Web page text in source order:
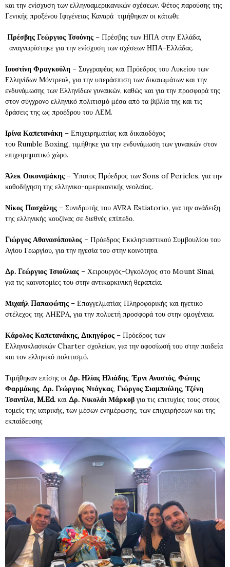
και την ενίσχυση των ελληνοαμερικανικών σχέσεων. Φέτος παρούσης της
Γενικής προξένου Ιφιγένειας Καναρά τιμήθηκαν οι κάτωθι:
Πρέσβης Γεώργιος Τσούνης – Πρέσβης των ΗΠΑ στην Ελλάδα,
αναγνωρίστηκε για την ενίσχυση των σχέσεων ΗΠΑ-Ελλάδας.
Ιουστίνη Φραγκούλη – Συγγραφέας και Πρόεδρος του Λυκείου των
Ελληνίδων Μόντρεαλ, για την υπεράσπιση των δικαιωμάτων και την
ενδυνάμωσης των Ελληνίδων γυναικών, καθώς και για την προσφορά της
στον σύγχρονο ελληνικό πολιτισμό μέσα από τα βιβλία της και τις
δράσεις της ως προέδρου του ΛΕΜ.
Ιρίνα Καπετανάκη – Επιχειρηματίας και δικαιοδόχος
του Rumble Boxing, τιμήθηκε για την ενδυνάμωση των γυναικών στον
επιχειρηματικό χώρο.
Άλεκ Οικονομάκης – Ύπατος Πρόεδρος των Sons of Pericles, για την
καθοδήγηση της ελληνικο-αμερικανικής νεολαίας.
Νίκος Πασχάλης – Συνιδρυτής του AVRA Estiatorio, για την ανάδειξη
της ελληνικής κουζίνας σε διεθνές επίπεδο.
Γιώργος Αθανασόπουλος – Πρόεδρος Εκκλησιαστικού Συμβουλίου του
Αγίου Γεωργίου, για την ηγεσία του στην κοινότητα.
Δρ. Γεώργιος Τσιούλιας – Χειρουργός-Ογκολόγος στο Mount Sinai,
για τις καινοτομίες του στην αντικαρκινική θεραπεία.
Μιχαήλ Παπαφώτης – Επαγγελματίας Πληροφορικής και ηγετικό
στέλεχος της AHEPA, για την πολυετή προσφορά του στην ομογένεια.
Κάρολος Καπετανάκης, Δικηγόρος – Πρόεδρος των
Ελληνοκλασικών Charter σχολείων, για την αφοσίωσή του στην παιδεία
και τον ελληνικό πολιτισμό.
Τιμήθηκαν επίσης οι Δρ. Ηλίας Ηλιάδης,Έρνι Αναστός, Φώτης
Φαρμάκης, Δρ. Γεώργιος Ντάγκας, Γιώργος Σιαμπούλης, Τζένη
Τσαντίλα, M.Ed. και Δρ. Νικολάι Μάρκοβ για τις επιτυχίες τους στους
τομείς της ιατρικής, των μέσων ενημέρωσης, των επιχειρήσεων και της
εκπαίδευσης